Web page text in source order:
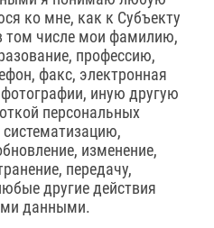
ко мне, как к Субъекту
том числе мои фамилию,
профессию,
факс, электронная
иную другую
персональных
изменение,
передачу,
другие действия
данными.